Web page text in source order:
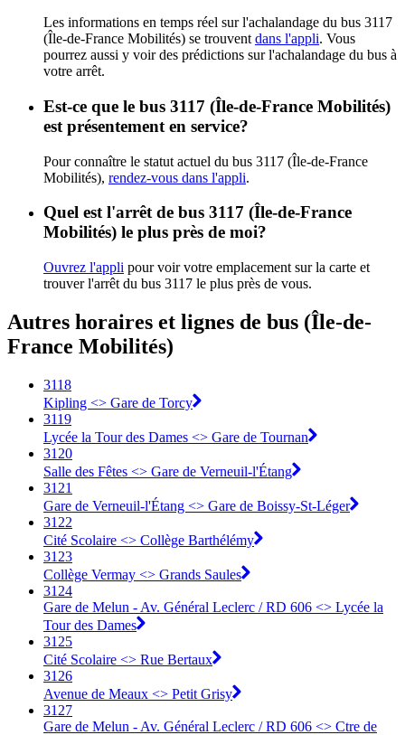
Les informations en temps réel sur l'achalandage du bus 3117
(Île-de-France Mobilités) se trouvent dans l'appli. Vous
pourrez aussi y voir des prédictions sur l'achalandage du bus à
votre arrêt.
Est-ce que le bus 3117 (Île-de-France Mobilités)
est présentement en service?
Pour connaître le statut actuel du bus 3117 (Île-de-France
Mobilités), rendez-vous dans l'appli.
Quel est l'arrêt de bus 3117 (Île-de-France
Mobilités) le plus près de moi?
Ouvrez l'appli pour voir votre emplacement sur la carte et
trouver l'arrêt du bus 3117 le plus près de vous.
Autres horaires et lignes de bus (Île-de-
France Mobilités)
3118
Kipling <> Gare de Torcy
3119
Lycée la Tour des Dames <> Gare de Tournan
3120
Salle des Fêtes <> Gare de Verneuil-l'Étang
3121
Gare de Verneuil-l'Étang <> Gare de Boissy-St-Léger
3122
Cité Scolaire <> Collège Barthélémy
3123
Collège Vermay <> Grands Saules
3124
Gare de Melun - Av. Général Leclerc / RD 606 <> Lycée la
Tour des Dames
3125
Cité Scolaire <> Rue Bertaux
3126
Avenue de Meaux <> Petit Grisy
3127
Gare de Melun - Av. Général Leclerc / RD 606 <> Ctre de